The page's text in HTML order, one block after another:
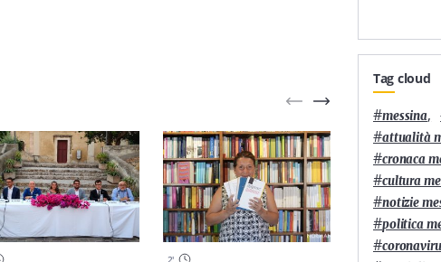
Tag cloud
#messina,
#attualità
#cronaca
#cultura
#notizie
#politica
#